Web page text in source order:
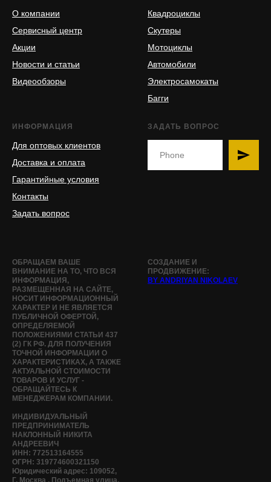
О компании
Сервисный центр
Акции
Новости и статьи
Видеообзоры
Квадроциклы
Скутеры
Мотоциклы
Автомобили
Электросамокаты
Багги
ИНФОРМАЦИЯ
Для оптовых клиентов
Доставка и оплата
Гарантийные условия
Контакты
Задать вопрос
ЗАДАТЬ ВОПРОС
ОБРАЩАЕМ ВАШЕ
ВНИМАНИЕ НА ТО, ЧТО ВСЯ
ИНФОРМАЦИЯ,
РАЗМЕЩЕННАЯ НА САЙТЕ,
НОСИТ ИНФОРМАЦИОННЫЙ
ХАРАКТЕР И НЕ ЯВЛЯЕТСЯ
ПУБЛИЧНОЙ ОФЕРТОЙ,
ОПРЕДЕЛЯЕМОЙ
ПОЛОЖЕНИЯМИ СТАТЬИ 437
(2) ГК РФ. ДЛЯ ПОЛУЧЕНИЯ
ТОЧНОЙ ИНФОРМАЦИИ О
ХАРАКТЕРИСТИКАХ, А ТАКЖЕ
АКТУАЛЬНОЙ СТОИМОСТИ
ТОВАРОВ И УСЛУГ -
ОБРАЩАЙТЕСЬ К
МЕНЕДЖЕРАМ КОМПАНИИ.
ИНДИВИДУАЛЬНЫЙ
ПРЕДПРИНИМАТЕЛЬ
НАКЛОННЫЙ НИКИТА
АНДРЕЕВИЧ
ИНН: 772513164555
ОГРН: 319774600321150
Юридический адрес: 109052,
СОЗДАНИЕ И
ПРОДВИЖЕНИЕ:
BY ANDRIYAN NIKOLAEV